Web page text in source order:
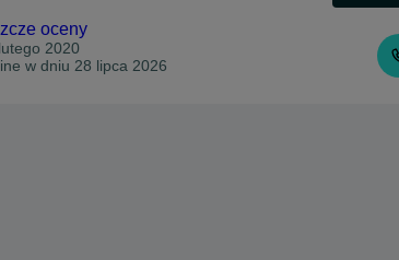
oceny
lutego 2020
w dniu 28 lipca 2026